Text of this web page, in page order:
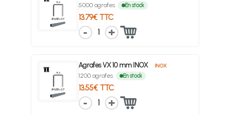
5000 agrafes En stock
13.79€ TTC
1
Agrafes VX 10 mm INOX INOX
1200 agrafes En stock
13.55€ TTC
1